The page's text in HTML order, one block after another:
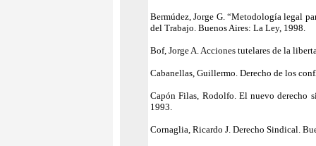
Bermúdez, Jorge G. “Metodología legal
del Trabajo. Buenos Aires: La Ley, 1998.
Bof, Jorge A. Acciones tutelares de la
Cabanellas, Guillermo. Derecho de los
Capón Filas, Rodolfo. El nuevo derecho
1993.
Cornaglia, Ricardo J. Derecho Sindical.